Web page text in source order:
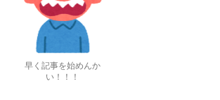
早く記事を始めんか
い！！！